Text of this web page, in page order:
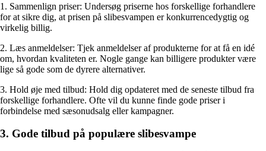
1. Sammenlign priser: Undersøg priserne hos forskellige forhandlere
for at sikre dig, at prisen på slibesvampen er konkurrencedygtig og
virkelig billig.
2. Læs anmeldelser: Tjek anmeldelser af produkterne for at få en idé
om, hvordan kvaliteten er. Nogle gange kan billigere produkter være
lige så gode som de dyrere alternativer.
3. Hold øje med tilbud: Hold dig opdateret med de seneste tilbud fra
forskellige forhandlere. Ofte vil du kunne finde gode priser i
forbindelse med sæsonudsalg eller kampagner.
3. Gode tilbud på populære slibesvampe